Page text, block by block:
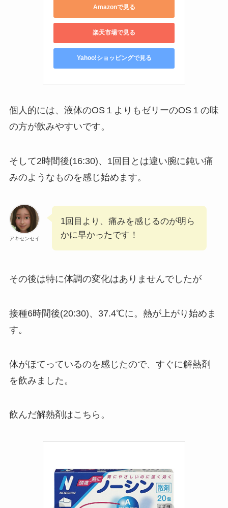
Amazonで見る
楽天市場で見る
Yahoo!ショッピングで見る
個人的には、液体のOS１よりもゼリーのOS１の味
の方が飲みやすいです。
そして2時間後(16:30)、1回目とは違い腕に鈍い痛
みのようなものを感じ始めます。
アキセンセイ
1回目より、痛みを感じるのが明ら
かに早かったです！
その後は特に体調の変化はありませんでしたが
接種6時間後(20:30)、37.4℃に。熱が上がり始めま
す。
体がほてっているのを感じたので、すぐに解熱剤
を飲みました。
飲んだ解熱剤はこちら。